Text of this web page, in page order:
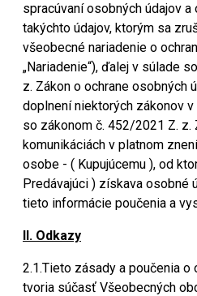
spracúvaní osobných údajov
takýchto údajov, ktorým sa
všeobecné nariadenie o
„Nariadenie“), ďalej v súlade
z. Zákon o ochrane osobných
doplnení niektorých zákonov
so zákonom č. 452/2021 Z. z.
komunikáciách v platnom
osobe - ( Kupujúcemu ), od
Predávajúci ) získava osobné
tieto informácie poučenia a
II. Odkazy
2.1.Tieto zásady a poučenia o
tvoria súčasť Všeobecných